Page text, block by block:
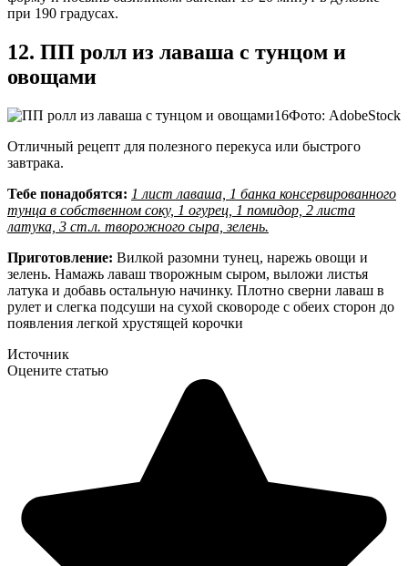
при 190 градусах.
12. ПП ролл из лаваша с тунцом и
овощами
Фото: AdobeStock
Отличный рецепт для полезного перекуса или быстрого
завтрака.
Тебе понадобятся: 1 лист лаваша, 1 банка консервированного
тунца в собственном соку, 1 огурец, 1 помидор, 2 листа
латука, 3 ст.л. творожного сыра, зелень.
Приготовление: Вилкой разомни тунец, нарежь овощи и
зелень. Намажь лаваш творожным сыром, выложи листья
латука и добавь остальную начинку. Плотно сверни лаваш в
рулет и слегка подсуши на сухой сковороде с обеих сторон до
появления легкой хрустящей корочки
Источник
Оцените статью